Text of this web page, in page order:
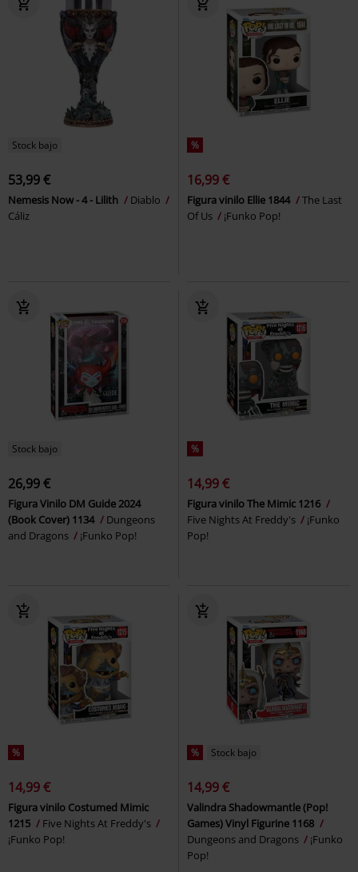
Stock bajo
53,99 €
Nemesis Now - 4 - Lilith
Diablo
Cáliz
%
16,99 €
Figura vinilo Ellie 1844
The Last
Of Us
¡Funko Pop!
Stock bajo
26,99 €
Figura Vinilo DM Guide 2024
(Book Cover) 1134
Dungeons
and Dragons
¡Funko Pop!
%
14,99 €
Figura vinilo The Mimic 1216
Five Nights At Freddy's
¡Funko
Pop!
%
14,99 €
Figura vinilo Costumed Mimic
1215
Five Nights At Freddy's
¡Funko Pop!
% Stock bajo
14,99 €
Valindra Shadowmantle (Pop!
Games) Vinyl Figurine 1168
Dungeons and Dragons
¡Funko
Pop!